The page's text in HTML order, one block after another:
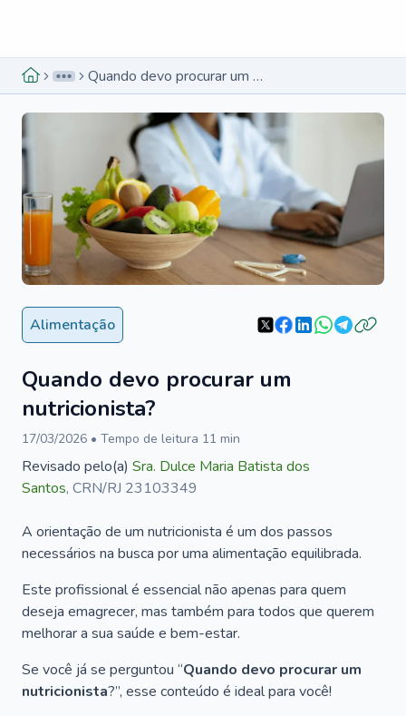
Quando devo procurar um nutricionista?
Alimentação
Quando devo procurar um
nutricionista?
17/03/2026 • Tempo de leitura 11 min
Revisado pelo(a) Sra. Dulce Maria Batista dos
Santos, CRN/RJ 23103349
A orientação de um nutricionista é um dos passos
necessários na busca por uma alimentação equilibrada.
Este profissional é essencial não apenas para quem
deseja emagrecer, mas também para todos que querem
melhorar a sua saúde e bem-estar.
Se você já se perguntou “Quando devo procurar um
nutricionista?”, esse conteúdo é ideal para você!